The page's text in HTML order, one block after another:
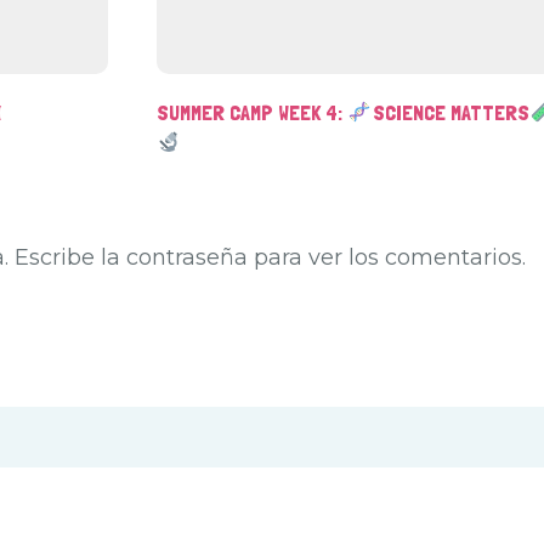
A LA
RECETA FÁCIL DE SLIME SIN BORAX
Escribe la contraseña para ver los comentarios.